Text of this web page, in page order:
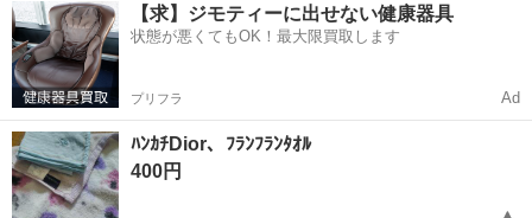
を磨けるでステップアップフィールドが充実！ 3）他社講座も受講
OK！ 《入社後サポ...
【求】ジモティーに出せない健康器具
状態が悪くてもOK！最大限買取します
プリフラ Ad
ﾊﾝｶﾁDior、ﾌﾗﾝﾌﾗﾝﾀｵﾙ
400円